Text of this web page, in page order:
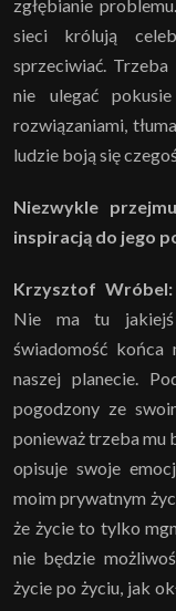
zgłębianie
sieci królują
sprzeciwiać.
nie ulegać
rozwiązaniami,
ludzie boją się
Niezwykle
inspiracją do jego
Krzysztof Wróbel:
Nie ma tu
świadomość końca
naszej planecie.
pogodzony ze
ponieważ trzeba mu
opisuje swoje
moim prywatnym
że życie to tylko
nie będzie
życie po życiu, jak